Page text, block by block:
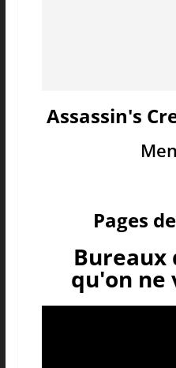
Assassin's
Pages
Bureaux
qu'on ne